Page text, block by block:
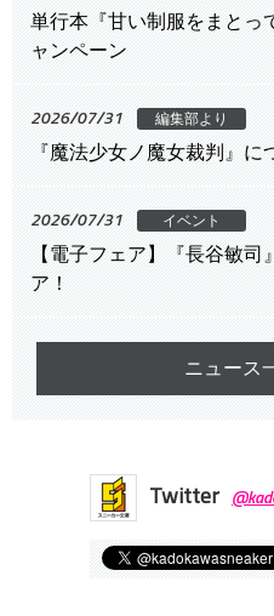
単行本『甘い制服をまとっ
ャンペーン
2026/07/31 編集部より
『魔法少女ノ魔女裁判』に
2026/07/31 イベント
【電子フェア】『長谷敏司
ア！
ニュース
Twitter